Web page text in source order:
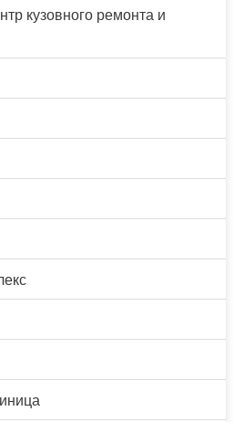
кузовного ремонта и